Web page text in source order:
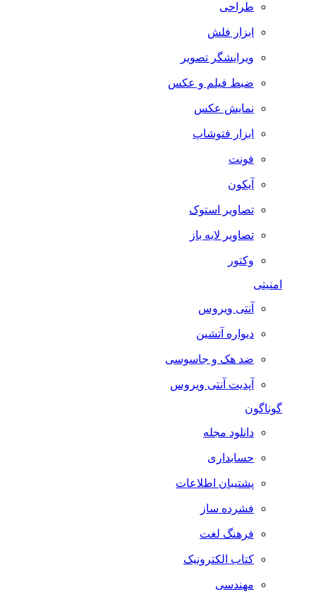
طراحی
ابزار فلش
ویرایشگر تصویر
ضبط فيلم و عكس
نمایش عکس
ابزار فتوشاپ
فونت
آیکون
تصاویر استوک
تصاویر لایه باز
وکتور
امنیتی
آنتی ویروس
دیواره آتشین
ضد هک و جاسوسی
آپدیت آنتی ویروس
گوناگون
دانلود مجله
حسابداری
پشتیبان اطلاعات
فشرده ساز
فرهنگ لغت
کتاب الکترونیک
مهندسی